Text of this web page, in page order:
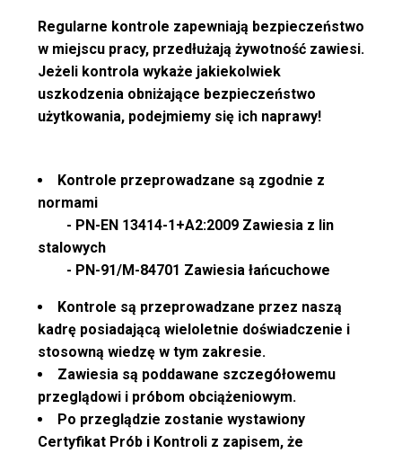
Regularne kontrole zapewniają bezpieczeństwo
w miejscu pracy, przedłużają żywotność zawiesi.
Jeżeli kontrola wykaże jakiekolwiek
uszkodzenia obniżające bezpieczeństwo
użytkowania, podejmiemy się ich naprawy!
Kontrole przeprowadzane są zgodnie z
normami
- PN-EN 13414-1+A2:2009 Zawiesia z lin
stalowych
- PN-91/M-84701 Zawiesia łańcuchowe
Kontrole są przeprowadzane przez naszą
kadrę posiadającą wieloletnie doświadczenie i
stosowną wiedzę w tym zakresie.
Zawiesia są poddawane szczegółowemu
przeglądowi i próbom obciążeniowym.
Po przeglądzie zostanie wystawiony
Certyfikat Prób i Kontroli z zapisem, że